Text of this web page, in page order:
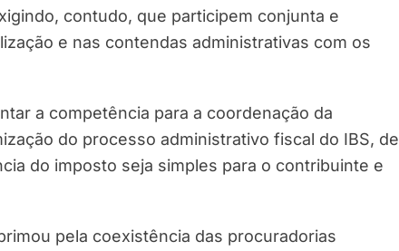
contudo, que participem conjunta e
e nas contendas administrativas com os
a competência para a coordenação da
do processo administrativo fiscal do IBS, de
do imposto seja simples para o contribuinte e
pela coexistência das procuradorias